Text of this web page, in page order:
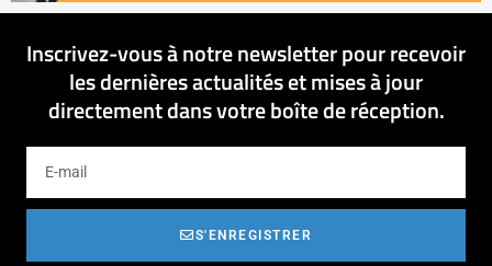
Inscrivez-vous à notre newsletter pour recevoir
les dernières actualités et mises à jour
directement dans votre boîte de réception.
S'ENREGISTRER